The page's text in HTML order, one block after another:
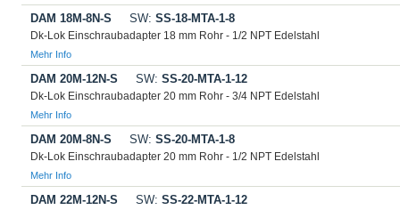
DAM 18M-8N-S SW: SS-18-MTA-1-8
Dk-Lok Einschraubadapter 18 mm Rohr - 1/2 NPT Edelstahl
Mehr Info
DAM 20M-12N-S SW: SS-20-MTA-1-12
Dk-Lok Einschraubadapter 20 mm Rohr - 3/4 NPT Edelstahl
Mehr Info
DAM 20M-8N-S SW: SS-20-MTA-1-8
Dk-Lok Einschraubadapter 20 mm Rohr - 1/2 NPT Edelstahl
Mehr Info
DAM 22M-12N-S SW: SS-22-MTA-1-12